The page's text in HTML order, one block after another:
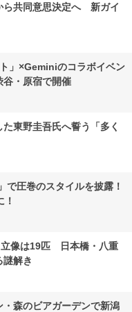
ら共同意思決定へ 新ガイ
」×Geminiのコラボイベン
谷・原宿で開催
東野圭吾氏へ誓う「多く
で圧巻のスタイルを披露！
像は19匹 日本橋・八重
謎解き
森のビアガーデンで新潟